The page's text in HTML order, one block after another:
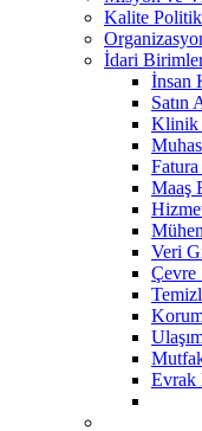
Kalite
İdari
İnsan
Satın
Klinik
Maaş
Veri
Çevre
Evrak